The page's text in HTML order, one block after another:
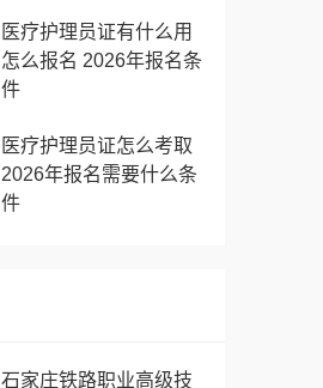
医疗护理员证有什么用
怎么报名 2026年报名条
件
医疗护理员证怎么考取
2026年报名需要什么条
件
石家庄铁路职业高级技